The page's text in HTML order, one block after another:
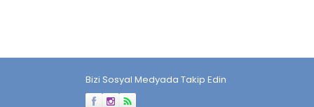
Bizi Sosyal Medyada Takip Edin